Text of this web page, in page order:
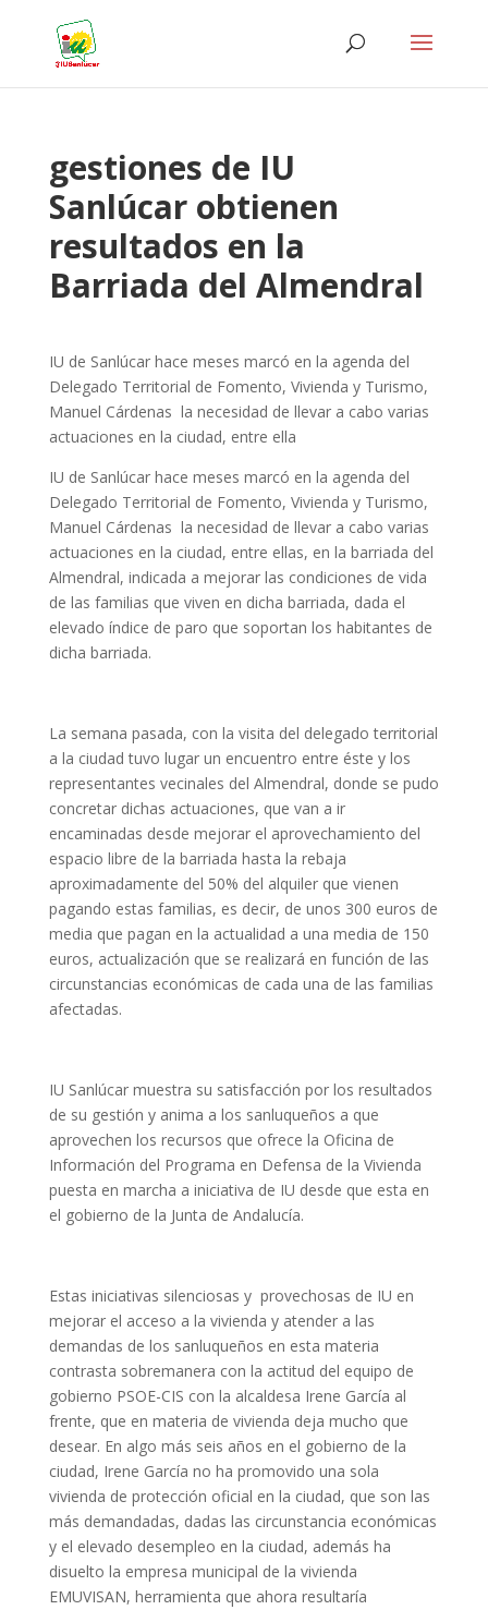
gestiones de IU
Sanlúcar obtienen
resultados en la
Barriada del Almendral
IU de Sanlúcar hace meses marcó en la agenda del
Delegado Territorial de Fomento, Vivienda y Turismo,
Manuel Cárdenas la necesidad de llevar a cabo varias
actuaciones en la ciudad, entre ella
IU de Sanlúcar hace meses marcó en la agenda del
Delegado Territorial de Fomento, Vivienda y Turismo,
Manuel Cárdenas la necesidad de llevar a cabo varias
actuaciones en la ciudad, entre ellas, en la barriada del
Almendral, indicada a mejorar las condiciones de vida
de las familias que viven en dicha barriada, dada el
elevado índice de paro que soportan los habitantes de
dicha barriada.
La semana pasada, con la visita del delegado territorial
a la ciudad tuvo lugar un encuentro entre éste y los
representantes vecinales del Almendral, donde se pudo
concretar dichas actuaciones, que van a ir
encaminadas desde mejorar el aprovechamiento del
espacio libre de la barriada hasta la rebaja
aproximadamente del 50% del alquiler que vienen
pagando estas familias, es decir, de unos 300 euros de
media que pagan en la actualidad a una media de 150
euros, actualización que se realizará en función de las
circunstancias económicas de cada una de las familias
afectadas.
IU Sanlúcar muestra su satisfacción por los resultados
de su gestión y anima a los sanluqueños a que
aprovechen los recursos que ofrece la Oficina de
Información del Programa en Defensa de la Vivienda
puesta en marcha a iniciativa de IU desde que esta en
el gobierno de la Junta de Andalucía.
Estas iniciativas silenciosas y provechosas de IU en
mejorar el acceso a la vivienda y atender a las
demandas de los sanluqueños en esta materia
contrasta sobremanera con la actitud del equipo de
gobierno PSOE-CIS con la alcaldesa Irene García al
frente, que en materia de vivienda deja mucho que
desear. En algo más seis años en el gobierno de la
ciudad, Irene García no ha promovido una sola
vivienda de protección oficial en la ciudad, que son las
más demandadas, dadas las circunstancia económicas
y el elevado desempleo en la ciudad, además ha
disuelto la empresa municipal de la vivienda
EMUVISAN, herramienta que ahora resultaría